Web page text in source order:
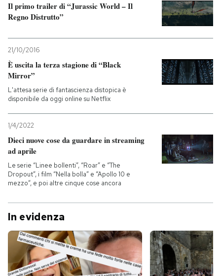
SHOP
CALENDARIO
AREA PERSONALE
Entra
Il primo trailer di “Jurassic World – Il
Regno Distrutto”
21/10/2016
È uscita la terza stagione di “Black
Mirror”
L'attesa serie di fantascienza distopica è
disponibile da oggi online su Netflix
1/4/2022
Dieci nuove cose da guardare in streaming
ad aprile
Le serie “Linee bollenti”, “Roar” e “The
Dropout”, i film “Nella bolla” e “Apollo 10 e
mezzo”, e poi altre cinque cose ancora
In evidenza